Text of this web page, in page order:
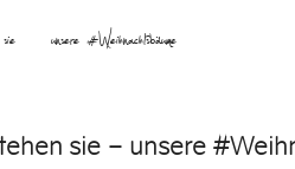
sie – unsere #Weihnachtsbäume …
sie – unsere